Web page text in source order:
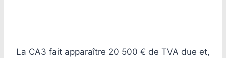
La CA3 fait apparaître 20 500 € de TVA due et,